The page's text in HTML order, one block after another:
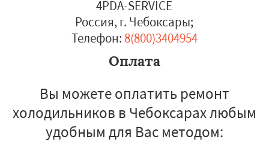
4PDA-SERVICE
Россия, г. Чебоксары;
Телефон: 8(800)3404954
Оплата
Вы можете оплатить ремонт
холодильников в Чебоксарах любым
удобным для Вас методом: